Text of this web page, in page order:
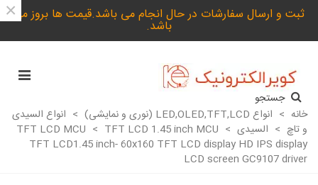
ثبت و ارسال سفارشات در حال انجام می باشد.قیمت ها بروز می
باشد.
×
جستجو
خانه > انواع LED,OLED,TFT,LCD (نوری و نمایشی) > انواع السیدی
و تاچ > السیدی TFT LCD MCU > TFT LCD 1.45 inch MCU >
TFT LCD1.45 inch- 60x160 TFT LCD display HD IPS display
LCD screen GC9107 driver